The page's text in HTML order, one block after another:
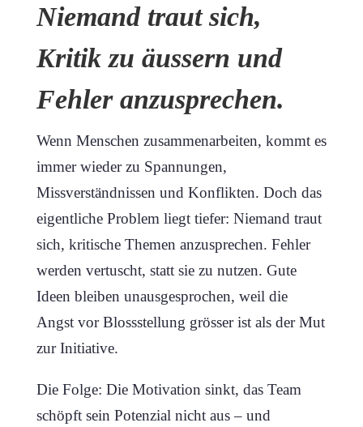
Niemand traut sich,
Kritik zu äussern und
Fehler anzusprechen.
Wenn Menschen zusammenarbeiten, kommt es
immer wieder zu Spannungen,
Missverständnissen und Konflikten. Doch das
eigentliche Problem liegt tiefer: Niemand traut
sich, kritische Themen anzusprechen. Fehler
werden vertuscht, statt sie zu nutzen. Gute
Ideen bleiben unausgesprochen, weil die
Angst vor Blossstellung grösser ist als der Mut
zur Initiative.
Die Folge: Die Motivation sinkt, das Team
schöpft sein Potenzial nicht aus – und